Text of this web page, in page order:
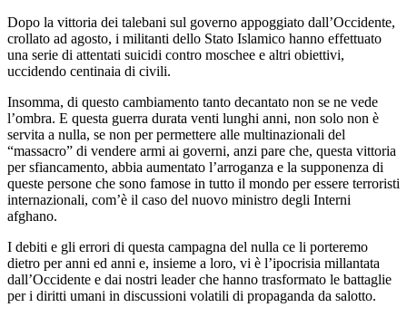
Dopo la vittoria dei talebani sul governo appoggiato dall’Occidente,
crollato ad agosto, i militanti dello Stato Islamico hanno effettuato
una serie di attentati suicidi contro moschee e altri obiettivi,
uccidendo centinaia di civili.
Insomma, di questo cambiamento tanto decantato non se ne vede
l’ombra. E questa guerra durata venti lunghi anni, non solo non è
servita a nulla, se non per permettere alle multinazionali del
“massacro” di vendere armi ai governi, anzi pare che, questa vittoria
per sfiancamento, abbia aumentato l’arroganza e la supponenza di
queste persone che sono famose in tutto il mondo per essere terroristi
internazionali, com’è il caso del nuovo ministro degli Interni
afghano.
I debiti e gli errori di questa campagna del nulla ce li porteremo
dietro per anni ed anni e, insieme a loro, vi è l’ipocrisia millantata
dall’Occidente e dai nostri leader che hanno trasformato le battaglie
per i diritti umani in discussioni volatili di propaganda da salotto.